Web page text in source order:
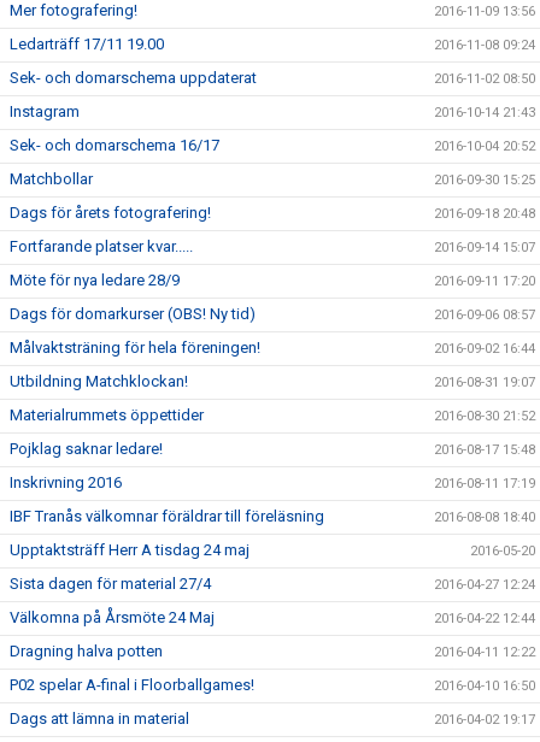
Mer fotografering! 2016-11-09 13:56
Ledarträff 17/11 19.00 2016-11-08 09:24
Sek- och domarschema uppdaterat 2016-11-02 08:50
Instagram 2016-10-14 21:43
Sek- och domarschema 16/17 2016-10-04 20:52
Matchbollar 2016-09-30 15:25
Dags för årets fotografering! 2016-09-18 20:48
Fortfarande platser kvar..... 2016-09-14 15:07
Möte för nya ledare 28/9 2016-09-11 17:20
Dags för domarkurser (OBS! Ny tid) 2016-09-06 08:57
Målvaktsträning för hela föreningen! 2016-09-02 16:44
Utbildning Matchklockan! 2016-08-31 19:07
Materialrummets öppettider 2016-08-30 21:52
Pojklag saknar ledare! 2016-08-17 15:48
Inskrivning 2016 2016-08-11 17:19
IBF Tranås välkomnar föräldrar till föreläsning 2016-08-08 18:40
Upptaktsträff Herr A tisdag 24 maj 2016-05-20
Sista dagen för material 27/4 2016-04-27 12:24
Välkomna på Årsmöte 24 Maj 2016-04-22 12:44
Dragning halva potten 2016-04-11 12:22
P02 spelar A-final i Floorballgames! 2016-04-10 16:50
Dags att lämna in material 2016-04-02 19:17